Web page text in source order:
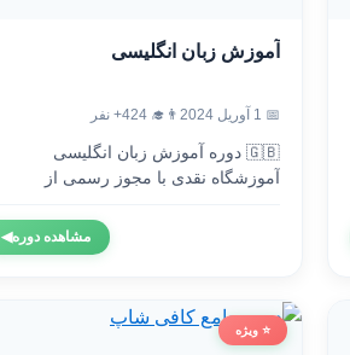
آموزش زبان انگلیسی
📅 1 آوریل 2024 👨‍🎓 424+ نفر
🇬🇧 دوره آموزش زبان انگلیسی
آموزشگاه نقدی با مجوز رسمی از
مشاهده دوره◀
⭐ ویژه